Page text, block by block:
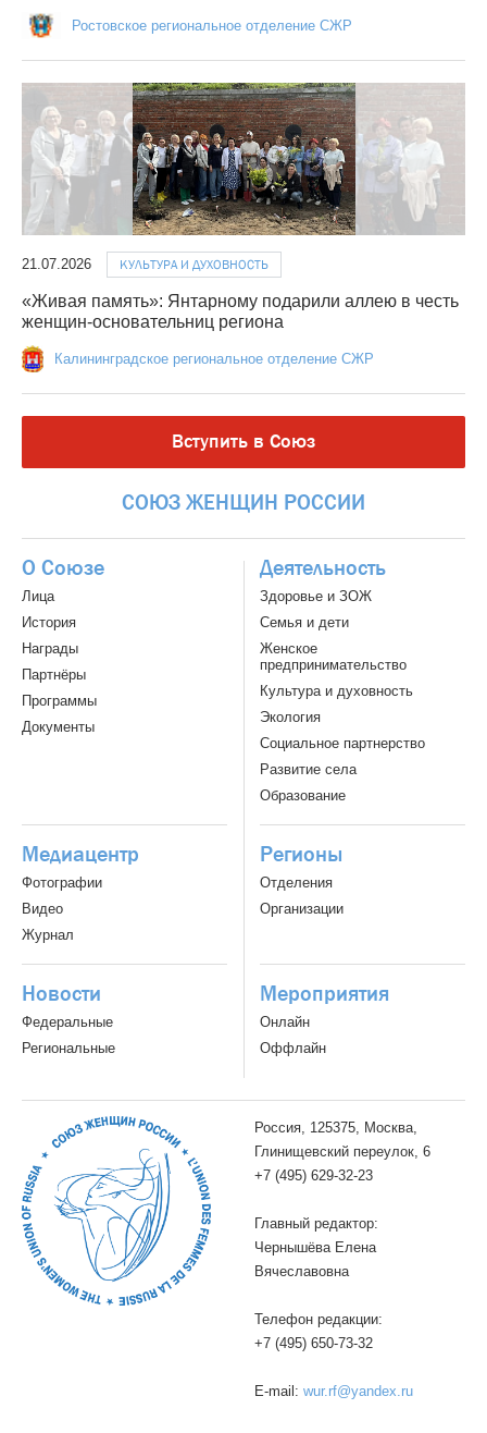
Ростовское региональное отделение СЖР
21.07.2026 КУЛЬТУРА И ДУХОВНОСТЬ
«Живая память»: Янтарному подарили аллею в честь
женщин-основательниц региона
Калининградское региональное отделение СЖР
Вступить в Союз
СОЮЗ ЖЕНЩИН РОССИИ
О Союзе
Лица
История
Награды
Партнёры
Программы
Документы
Деятельность
Здоровье и ЗОЖ
Семья и дети
Женское
предпринимательство
Культура и духовность
Экология
Социальное партнерство
Развитие села
Образование
Медиацентр
Фотографии
Видео
Журнал
Регионы
Отделения
Организации
Новости
Федеральные
Региональные
Мероприятия
Онлайн
Оффлайн
Россия, 125375, Москва,
Глинищевский переулок, 6
+7 (495) 629-32-23
Главный редактор:
Чернышёва Елена
Вячеславовна
Телефон редакции:
+7 (495) 650-73-32
E-mail: wur.rf@yandex.ru